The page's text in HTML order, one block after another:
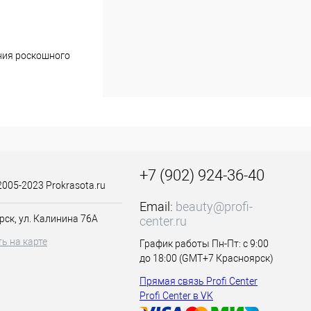
роскошного
и 90мл
12%
от корней
2023 Prokrasota.ru
ул. Калинина 76А
на карте
+7 (902) 924-36-40
Email: beauty@profi-
center.ru
График работы Пн-Пт: с 9:00
до 18:00 (GMT+7 Красноярск)
Прямая связь Profi Center
Profi Center в VK